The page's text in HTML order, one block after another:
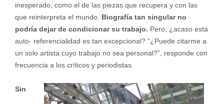
inesperado, como el de las piezas que recupera y con las
que reinterpreta el mundo. Biografía tan singular no
podría dejar de condicionar su trabajo. Pero, ¿acaso esta
auto- referencialidad es tan excepcional? “¿Puede citarme a
un solo artista cuyo trabajo no sea personal?”, responde con
frecuencia a los críticos y periodistas.
Sin